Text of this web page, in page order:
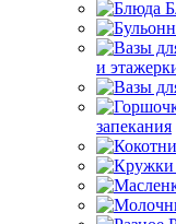
и
запекания